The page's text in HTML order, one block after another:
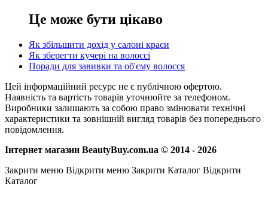
Це може бути цікаво
Як збільшити дохід у салоні краси
Як зберегти кучері на волоссі
Поради для завивки та об'єму волосся
Цей інформаційний ресурс не є публічною офертою.
Наявність та вартість товарів уточнюйте за телефоном.
Виробники залишають за собою право змінювати технічні
характеристики та зовнішній вигляд товарів без попереднього
повідомлення.
Інтернет магазин BeautyBuy.com.ua © 2014 - 2026
Закрити меню Відкрити меню Закрити Каталог Відкрити
Каталог